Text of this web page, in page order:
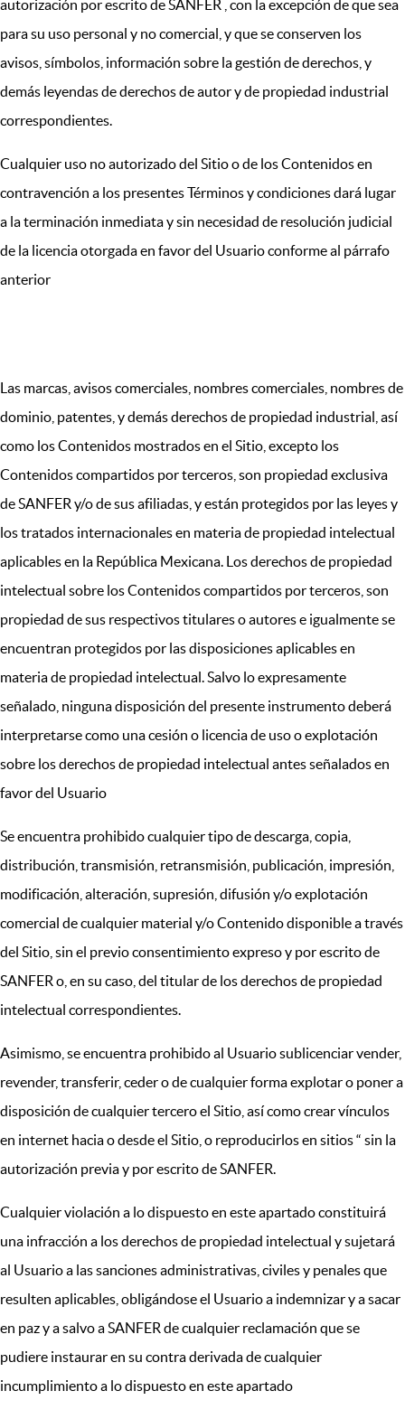
autorización por escrito de SANFER , con la excepción de que sea
para su uso personal y no comercial, y que se conserven los
avisos, símbolos, información sobre la gestión de derechos, y
demás leyendas de derechos de autor y de propiedad industrial
correspondientes.
Cualquier uso no autorizado del Sitio o de los Contenidos en
contravención a los presentes Términos y condiciones dará lugar
a la terminación inmediata y sin necesidad de resolución judicial
de la licencia otorgada en favor del Usuario conforme al párrafo
anterior
Las marcas, avisos comerciales, nombres comerciales, nombres de
dominio, patentes, y demás derechos de propiedad industrial, así
como los Contenidos mostrados en el Sitio, excepto los
Contenidos compartidos por terceros, son propiedad exclusiva
de SANFER y/o de sus afiliadas, y están protegidos por las leyes y
los tratados internacionales en materia de propiedad intelectual
aplicables en la República Mexicana. Los derechos de propiedad
intelectual sobre los Contenidos compartidos por terceros, son
propiedad de sus respectivos titulares o autores e igualmente se
encuentran protegidos por las disposiciones aplicables en
materia de propiedad intelectual. Salvo lo expresamente
señalado, ninguna disposición del presente instrumento deberá
interpretarse como una cesión o licencia de uso o explotación
sobre los derechos de propiedad intelectual antes señalados en
favor del Usuario
Se encuentra prohibido cualquier tipo de descarga, copia,
distribución, transmisión, retransmisión, publicación, impresión,
modificación, alteración, supresión, difusión y/o explotación
comercial de cualquier material y/o Contenido disponible a través
del Sitio, sin el previo consentimiento expreso y por escrito de
SANFER o, en su caso, del titular de los derechos de propiedad
intelectual correspondientes.
Asimismo, se encuentra prohibido al Usuario sublicenciar vender,
revender, transferir, ceder o de cualquier forma explotar o poner a
disposición de cualquier tercero el Sitio, así como crear vínculos
en internet hacia o desde el Sitio, o reproducirlos en sitios “ sin la
autorización previa y por escrito de SANFER.
Cualquier violación a lo dispuesto en este apartado constituirá
una infracción a los derechos de propiedad intelectual y sujetará
al Usuario a las sanciones administrativas, civiles y penales que
resulten aplicables, obligándose el Usuario a indemnizar y a sacar
en paz y a salvo a SANFER de cualquier reclamación que se
pudiere instaurar en su contra derivada de cualquier
incumplimiento a lo dispuesto en este apartado